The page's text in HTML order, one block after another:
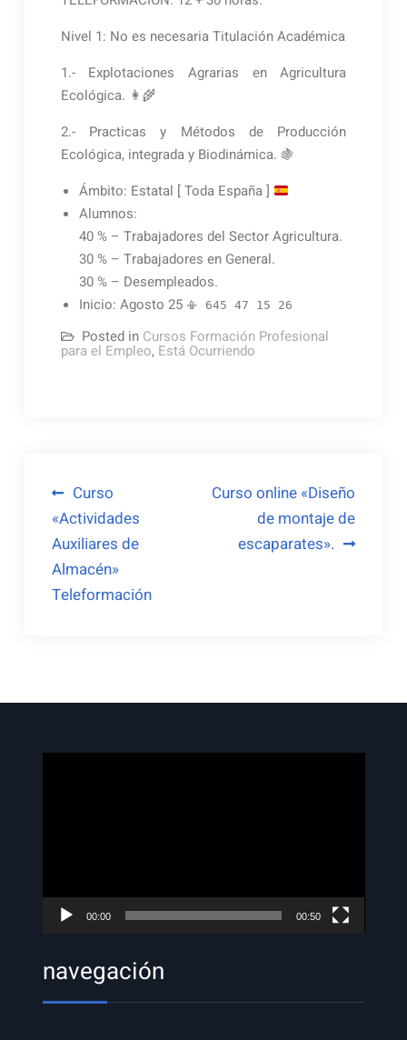
Nivel 1: No es necesaria Titulación Académica
1.- Explotaciones Agrarias en Agricultura
Ecológica. 👩‍🌾
2.- Practicas y Métodos de Producción
Ecológica, integrada y Biodinámica. 🍇
Ámbito: Estatal [ Toda España ]
Alumnos:
40 % – Trabajadores del Sector Agricultura.
30 % – Trabajadores en General.
30 % – Desempleados.
Inicio: Agosto 25 📳 645 47 15 26
Posted in Cursos Formación Profesional
para el Empleo, Está Ocurriendo
Navegación
de
entradas
Curso
«Actividades
Auxiliares de
Almacén»
Teleformación
Curso online «Diseño
de montaje de
escaparates».
00:00 00:50
navegación